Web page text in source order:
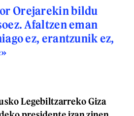
Orejarekin bildu
Afaltzen eman
ez, erantzunik ez,
Legebiltzarreko Giza